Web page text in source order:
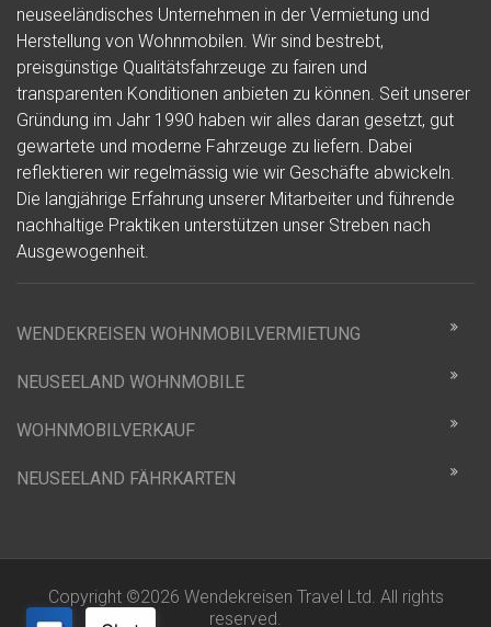
neuseeländisches Unternehmen in der Vermietung und
Herstellung von Wohnmobilen. Wir sind bestrebt,
preisgünstige Qualitätsfahrzeuge zu fairen und
transparenten Konditionen anbieten zu können. Seit unserer
Gründung im Jahr 1990 haben wir alles daran gesetzt, gut
gewartete und moderne Fahrzeuge zu liefern. Dabei
reflektieren wir regelmässig wie wir Geschäfte abwickeln.
Die langjährige Erfahrung unserer Mitarbeiter und führende
nachhaltige Praktiken unterstützen unser Streben nach
Ausgewogenheit.
WENDEKREISEN WOHNMOBILVERMIETUNG
NEUSEELAND WOHNMOBILE
WOHNMOBILVERKAUF
NEUSEELAND FÄHRKARTEN
Copyright ©2026 Wendekreisen Travel Ltd. All rights
reserved.